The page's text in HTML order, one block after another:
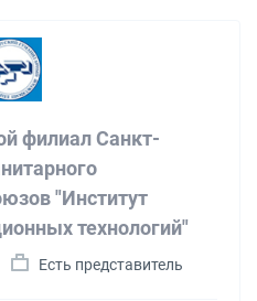
филиал Санкт-
"Институт
технологий"
Есть представитель